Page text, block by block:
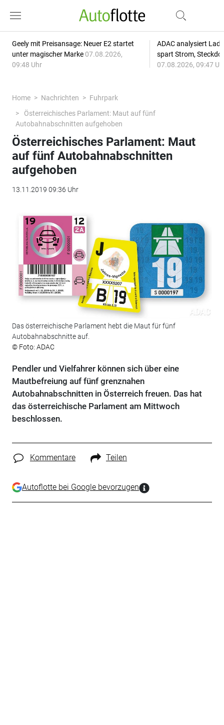
Geely mit Preisansage: Neuer E2 startet
unter magischer Marke 07.08.2026,
09:48 Uhr
ADAC analysiert
spart Strom,
07.08.2026, 09:47
Home Nachrichten
Fuhrpark
Österreichisches Parlament: Maut auf fünf
Autobahnabschnitten aufgehoben
Österreichisches Parlament: Maut
auf fünf Autobahnabschnitten
aufgehoben
13.11.2019 09:36 Uhr
Das österreichische Parlament hebt die Maut für fünf
Autobahnabschnitte auf.
© Foto: ADAC
Pendler und Vielfahrer können sich über eine
Mautbefreiung auf fünf grenznahen
Autobahnabschnitten in Österreich freuen. Das hat
das österreichische Parlament am Mittwoch
beschlossen.
Kommentare Teilen
Autoflotte bei Google bevorzugen